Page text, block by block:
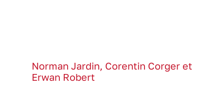
Norman Jardin, Corentin Corger et
Erwan Robert